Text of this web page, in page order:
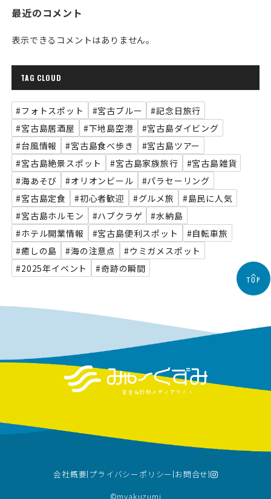
最近のコメント
表示できるコメントはありません。
TAG CLOUD
#フォトスポット #宮古ブルー
#記念日旅行
#宮古島居酒屋
#下地島空港
#宮古島ダイビング
#台風情報
#宮古島食べ歩き
#宮古島ツアー
#宮古島絶景スポット
#宮古島家族旅行
#宮古島雑貨
#海あそび
#オリオンビール
#パラセーリング
#宮古島定食
#初心者歓迎 #グルメ旅
#島民に人気
#宮古島ホルモン
#ハブクラゲ
#水納島
#ホテル開業情報
#宮古島便利スポット
#自転車旅
#癒しの島
#海の注意点
#ウミガメスポット
#2025年イベント
#奇跡の瞬間
会社概要 プライバシーポリシー お問合せ
©︎myakuzumi
TOP